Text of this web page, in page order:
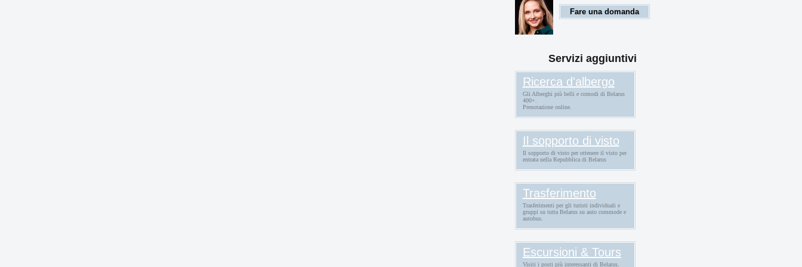
stranieri
Fare una domanda
Servizi aggiuntivi
Ricerca d'albergo
Gli Alberghi più belli e comodi di Belarus
400+.
Prenotazione online.
Il sopporto di visto
Il sopporto di visto per ottenere il visto per
entrata nella Repubblica di Belarus
Trasferimento
Trasferimenti per gli turisti individuali e
gruppi su tutta Belarus su auto commode e
autobus.
Escursioni & Tours
Visiti i posti più interessanti di Belarus.